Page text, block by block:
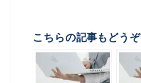
こちらの記事もどうぞ